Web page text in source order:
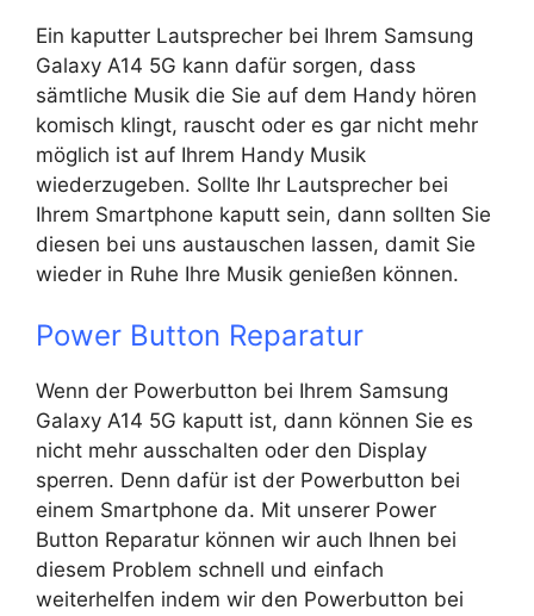
Ein kaputter Lautsprecher bei Ihrem Samsung
Galaxy A14 5G kann dafür sorgen, dass
sämtliche Musik die Sie auf dem Handy hören
komisch klingt, rauscht oder es gar nicht mehr
möglich ist auf Ihrem Handy Musik
wiederzugeben. Sollte Ihr Lautsprecher bei
Ihrem Smartphone kaputt sein, dann sollten Sie
diesen bei uns austauschen lassen, damit Sie
wieder in Ruhe Ihre Musik genießen können.
Power Button Reparatur
Wenn der Powerbutton bei Ihrem Samsung
Galaxy A14 5G kaputt ist, dann können Sie es
nicht mehr ausschalten oder den Display
sperren. Denn dafür ist der Powerbutton bei
einem Smartphone da. Mit unserer Power
Button Reparatur können wir auch Ihnen bei
diesem Problem schnell und einfach
weiterhelfen indem wir den Powerbutton bei